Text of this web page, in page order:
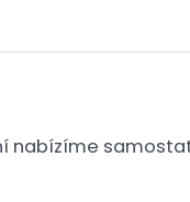
nabízíme